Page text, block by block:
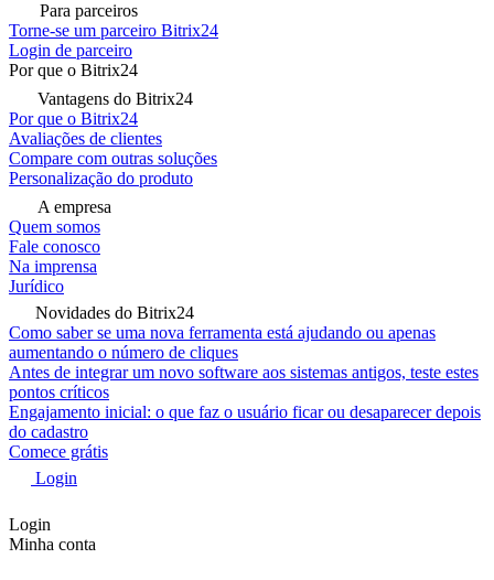
Para parceiros
Torne-se um parceiro Bitrix24
Login de parceiro
Por que o Bitrix24
Vantagens do Bitrix24
Por que o Bitrix24
Avaliações de clientes
Compare com outras soluções
Personalização do produto
A empresa
Quem somos
Fale conosco
Na imprensa
Jurídico
Novidades do Bitrix24
Como saber se uma nova ferramenta está ajudando ou apenas
aumentando o número de cliques
Antes de integrar um novo software aos sistemas antigos, teste estes
pontos críticos
Engajamento inicial: o que faz o usuário ficar ou desaparecer depois
do cadastro
Comece grátis
Login
Login
Minha conta